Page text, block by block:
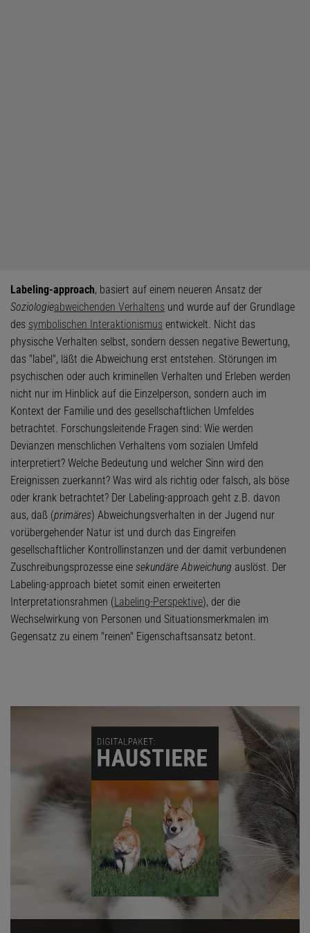
Labeling-approach, basiert auf einem neueren Ansatz der
Soziologieabweichenden Verhaltens und wurde auf der Grundlage
des symbolischen Interaktionismus entwickelt. Nicht das
physische Verhalten selbst, sondern dessen negative Bewertung,
das "label", läßt die Abweichung erst entstehen. Störungen im
psychischen oder auch kriminellen Verhalten und Erleben werden
nicht nur im Hinblick auf die Einzelperson, sondern auch im
Kontext der Familie und des gesellschaftlichen Umfeldes
betrachtet. Forschungsleitende Fragen sind: Wie werden
Devianzen menschlichen Verhaltens vom sozialen Umfeld
interpretiert? Welche Bedeutung und welcher Sinn wird den
Ereignissen zuerkannt? Was wird als richtig oder falsch, als böse
oder krank betrachtet? Der Labeling-approach geht z.B. davon
aus, daß (primäres) Abweichungsverhalten in der Jugend nur
vorübergehender Natur ist und durch das Eingreifen
gesellschaftlicher Kontrollinstanzen und der damit verbundenen
Zuschreibungsprozesse eine sekundäre Abweichung auslöst. Der
Labeling-approach bietet somit einen erweiterten
Interpretationsrahmen (Labeling-Perspektive), der die
Wechselwirkung von Personen und Situationsmerkmalen im
Gegensatz zu einem "reinen" Eigenschaftsansatz betont.